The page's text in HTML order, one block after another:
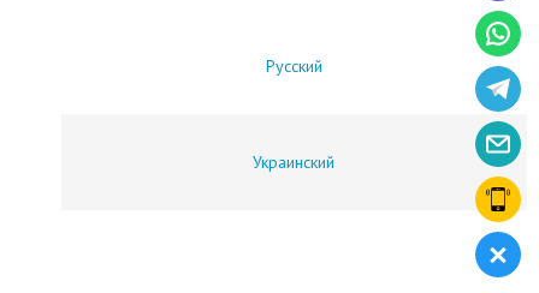
Русский
Украинский